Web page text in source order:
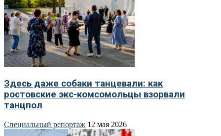
Здесь даже собаки танцевали: как
ростовские экс-комсомольцы взорвали
танцпол
Специальный репортаж 12 мая 2026